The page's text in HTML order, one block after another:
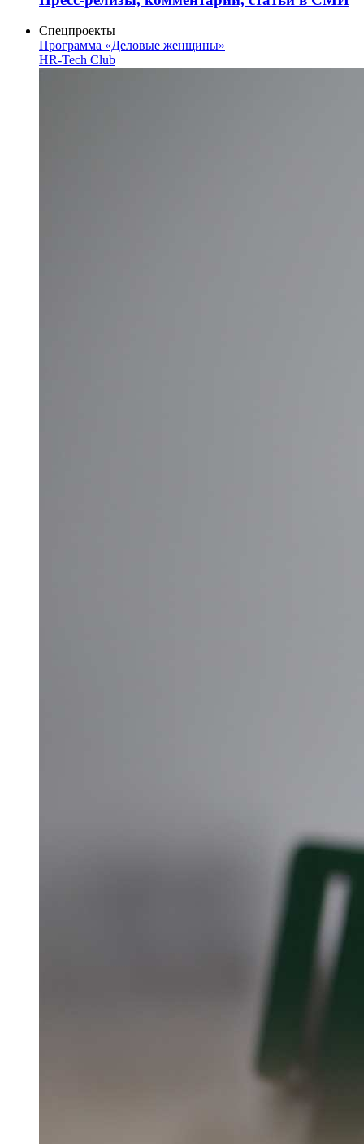
Спецпроекты
Программа «Деловые женщины»
HR-Tech Club